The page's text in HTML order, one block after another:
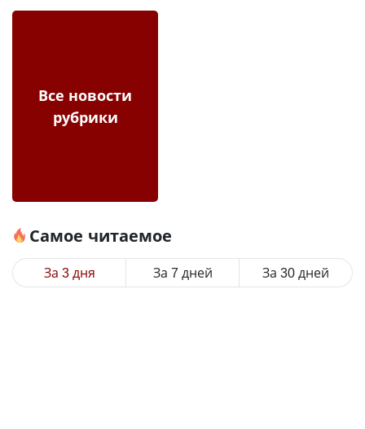
Все новости
рубрики
Самое читаемое
За 3 дня За 7 дней За 30 дней